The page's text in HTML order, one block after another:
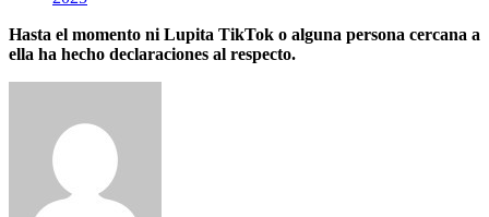
Hasta el momento ni Lupita TikTok o alguna persona cercana a
ella ha hecho declaraciones al respecto.